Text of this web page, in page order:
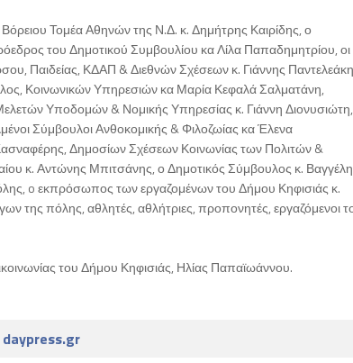
Τομέα Αθηνών της Ν.Δ. κ. Δημήτρης Καιρίδης, ο
του Δημοτικού Συμβουλίου κα Λίλα Παπαδημητρίου, οι
Παιδείας, ΚΔΑΠ & Διεθνών Σχέσεων κ. Γιάννης
Κοινωνικών Υπηρεσιών κα Μαρία Κεφαλά Σαλματάνη,
Υποδομών & Νομικής Υπηρεσίας κ. Γιάννη Διονυσιώτη,
Σύμβουλοι Ανθοκομικής & Φιλοζωίας κα Έλενα
Δημοσίων Σχέσεων Κοινωνίας των Πολιτών &
κ. Αντώνης Μπιτσάνης, ο Δημοτικός Σύμβουλος κ.
o εκπρόσωπος των εργαζομένων του Δήμου Κηφισιάς κ.
της πόλης, αθλητές, αθλήτριες, προπονητές, εργαζόμενοι
του Δήμου Κηφισιάς, Ηλίας Παπαϊωάννου.